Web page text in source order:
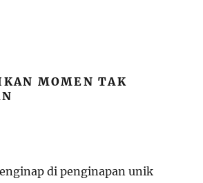
MOMEN TAK
di penginapan unik